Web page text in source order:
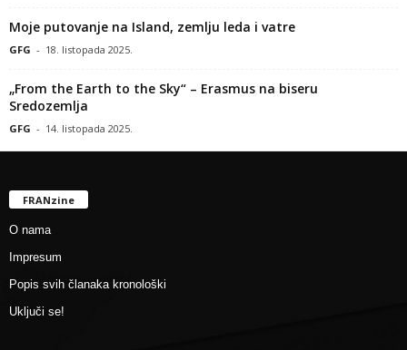
Moje putovanje na Island, zemlju leda i vatre
GFG - 18. listopada 2025.
„From the Earth to the Sky“ – Erasmus na biseru
Sredozemlja
GFG - 14. listopada 2025.
FRANzine
O nama
Impresum
Popis svih članaka kronološki
Uključi se!